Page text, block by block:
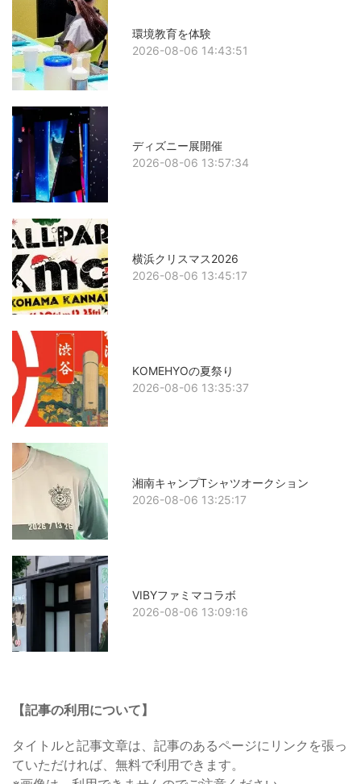
環境教育を体験
2026-08-06 14:43:51
ディズニー展開催
2026-08-06 13:57:34
横浜クリスマス2026
2026-08-06 13:45:17
KOMEHYOの夏祭り
2026-08-06 13:35:37
湘南キャンプTシャツオークション
2026-08-06 13:25:17
VIBYファミマコラボ
2026-08-06 13:09:16
【記事の利用について】
タイトルと記事文章は、記事のあるページにリンクを張っ
ていただければ、無料で利用できます。